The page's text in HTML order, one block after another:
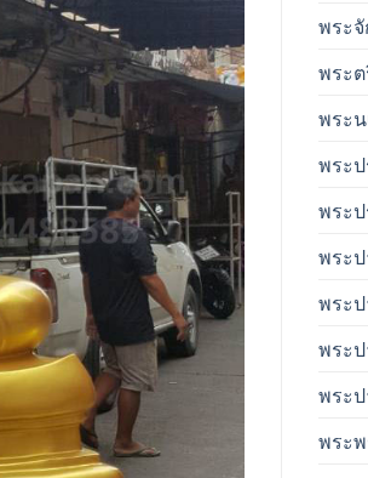
พระจั
พระ
พระ
พระ
พระป
พระ
พระ
พระ
พระป
พระ